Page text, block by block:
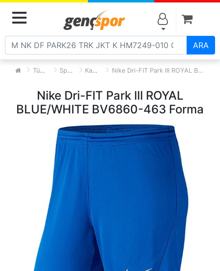
MENU
ARA
Tüm Ürünler Spor Giyim Kadın Giyim Nike Dri-FIT Park III ROYAL BLUE/WHITE BV6860-463 Forma
Nike Dri-FIT Park III ROYAL
BLUE/WHITE BV6860-463 Forma